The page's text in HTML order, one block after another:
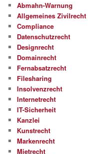
Abmahn-Warnung
Allgemeines Zivilrecht
Compliance
Datenschutzrecht
Designrecht
Domainrecht
Fernabsatzrecht
Filesharing
Insolvenzrecht
Internetrecht
IT-Sicherheit
Kanzlei
Kunstrecht
Markenrecht
Mietrecht